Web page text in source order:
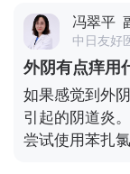
要规范，一般
可以静脉输液
应该使用抗生
以起到缓解全
冯翠平
中日友好
外阴有点痒用
如果感觉到外
引起的阴道炎
尝试使用苯扎